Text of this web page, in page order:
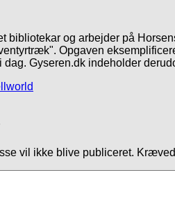
bibliotekar og arbejder på
Opgaven
dag. Gyseren.dk indeholder
vil ikke blive publiceret.